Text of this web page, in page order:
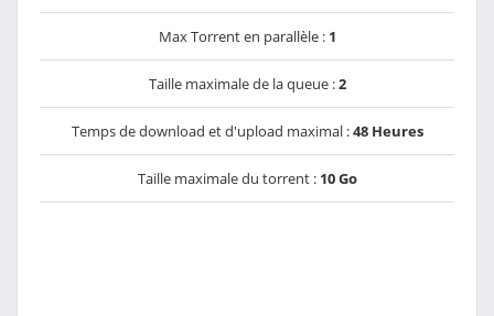
Max Torrent en parallèle : 1
Taille maximale de la queue :2
Temps de download et d'upload maximal :48 Heures
Taille maximale du torrent : 10 Go